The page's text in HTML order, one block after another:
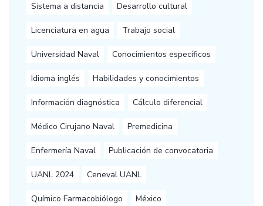
Sistema a distancia Desarrollo cultural
Licenciatura en agua Trabajo social
Universidad Naval Conocimientos específicos
Idioma inglés Habilidades y conocimientos
Información diagnóstica Cálculo diferencial
Médico Cirujano Naval Premedicina
Enfermería Naval Publicación de convocatoria
UANL 2024 Ceneval UANL
Químico Farmacobiólogo México